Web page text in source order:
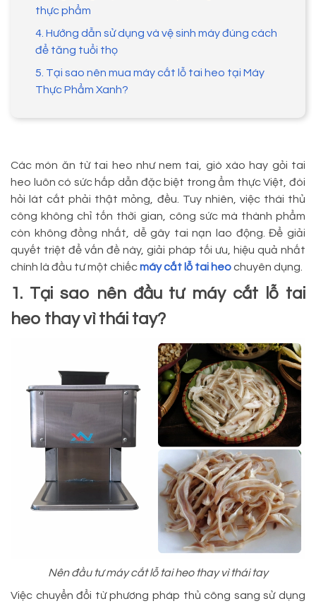
thực phẩm
4. Hướng dẫn sử dụng và vệ sinh máy đúng cách
để tăng tuổi thọ
5. Tại sao nên mua máy cắt lỗ tai heo tại Máy
Thực Phẩm Xanh?
Các món ăn từ tai heo như nem tai, giò xào hay gỏi tai
heo luôn có sức hấp dẫn đặc biệt trong ẩm thực Việt, đòi
hỏi lát cắt phải thật mỏng, đều. Tuy nhiên, việc thái thủ
công không chỉ tốn thời gian, công sức mà thành phẩm
còn không đồng nhất, dễ gây tai nạn lao động. Để giải
quyết triệt để vấn đề này, giải pháp tối ưu, hiệu quả nhất
chính là đầu tư một chiếcmáy cắt lỗ tai heochuyên dụng.
1. Tại sao nên đầu tư máy cắt lỗ tai
heo thay vì thái tay?
Nên đầu tư máy cắt lỗ tai heo thay vì thái tay
Việc chuyển đổi từ phương pháp thủ công sang sử dụng